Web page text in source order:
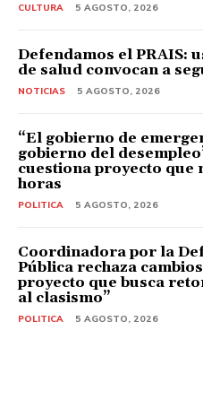
CULTURA 5 AGOSTO, 2026
Defendamos el PRAIS:
de salud convocan a
NOTICIAS 5 AGOSTO, 2026
“El gobierno de
gobierno del
cuestiona proyecto que
horas
POLITICA 5 AGOSTO, 2026
Coordinadora por la
Pública rechaza
proyecto que busca
al clasismo”
POLITICA 5 AGOSTO, 2026